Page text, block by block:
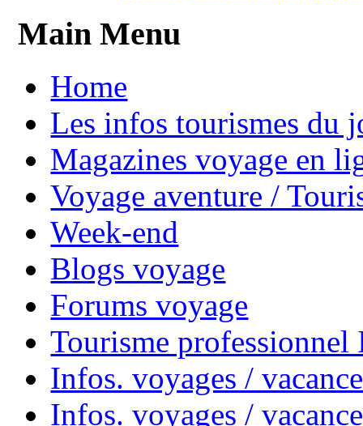
Main Menu
Home
Les infos tourismes du
Magazines voyage en
Voyage aventure /
Week-end
Blogs voyage
Forums voyage
Tourisme
Infos. voyages /
Infos. voyages /